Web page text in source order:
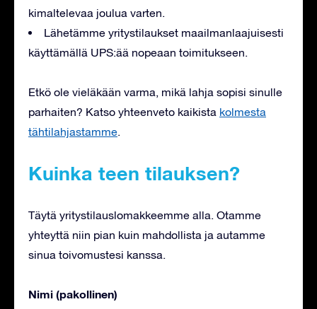
kimaltelevaa joulua varten.
Lähetämme yritystilaukset maailmanlaajuisesti
käyttämällä UPS:ää nopeaan toimitukseen.
Etkö ole vieläkään varma, mikä lahja sopisi sinulle
parhaiten? Katso yhteenveto kaikista kolmesta
tähtilahjastamme.
Kuinka teen tilauksen?
Täytä yritystilauslomakkeemme alla. Otamme
yhteyttä niin pian kuin mahdollista ja autamme
sinua toivomustesi kanssa.
Nimi (pakollinen)